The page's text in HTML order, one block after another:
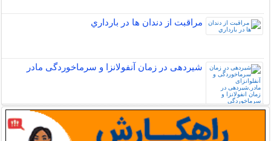
مراقبت از دندان‌ ها در بارداري
شیردهی در زمان آنفولانزا و سرماخوردگی مادر